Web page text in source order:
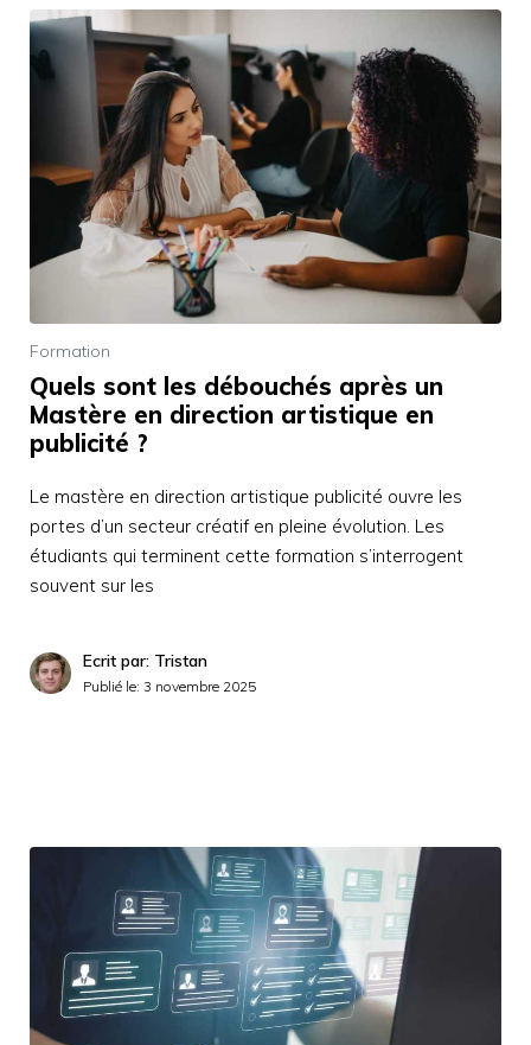
Formation
Quels sont les débouchés après un
Mastère en direction artistique en
publicité ?
Le mastère en direction artistique publicité ouvre les
portes d’un secteur créatif en pleine évolution. Les
étudiants qui terminent cette formation s’interrogent
souvent sur les
Ecrit par: Tristan
Publié le: 3 novembre 2025